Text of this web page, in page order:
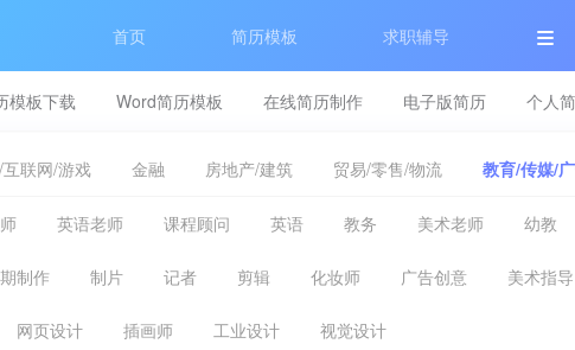
首页 简历模板 求职辅导
模板下载 Word简历模板 在线简历制作 电子版简历 个人
联网/游戏 金融 房地产/建筑 贸易/零售/物流 教育/传媒/
英语老师 课程顾问 英语 教务 美术老师 幼教
制作 制片 记者 剪辑 化妆师 广告创意 美术指导
网页设计 插画师 工业设计 视觉设计